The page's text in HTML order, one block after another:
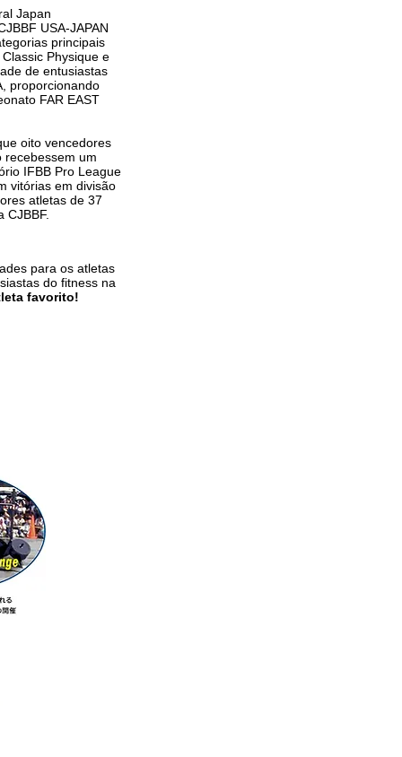
Japan
USA-JAPAN
principais
Physique e
de entusiastas
proporcionando
FAR EAST
oito vencedores
recebessem um
IFBB Pro League
vitórias em divisão
atletas de 37
para os atletas
do fitness na
favorito!